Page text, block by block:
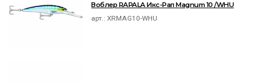
Воблер RAPALA Икс-Рап Magnum 10 /WHU
арт.:XRMAG10-WHU